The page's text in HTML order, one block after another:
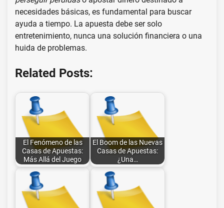
necesidades básicas, es fundamental para buscar
ayuda a tiempo. La apuesta debe ser solo
entretenimiento, nunca una solución financiera o una
huida de problemas.
Related Posts:
El Fenómeno de las
Casas de Apuestas:
Más Allá del Juego
El Boom de las Nuevas
Casas de Apuestas:
¿Una…